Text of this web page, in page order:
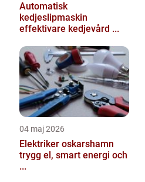
Automatisk
kedjeslipmaskin
effektivare kedjevård ...
04 maj 2026
Elektriker oskarshamn
trygg el, smart energi och
...